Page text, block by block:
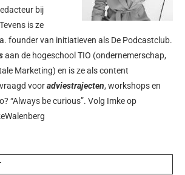
bij
is ze
founder van initiatieven als De Podcastclub.
aan de hogeschool TIO (ondernemerschap,
Marketing) en is ze als content
vooradviestrajecten, workshops en
“Always be curious”. Volg Imke op